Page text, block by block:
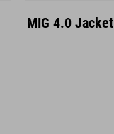
S
MIG 4.0 Jacket